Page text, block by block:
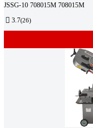
JSSG-10 708015М 708015M
3.7(26)